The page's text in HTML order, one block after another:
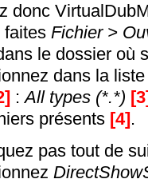
donc
faites Fichier >
le dossier où
dans la
:All types (*.*)
présents [4] .
pas tout de